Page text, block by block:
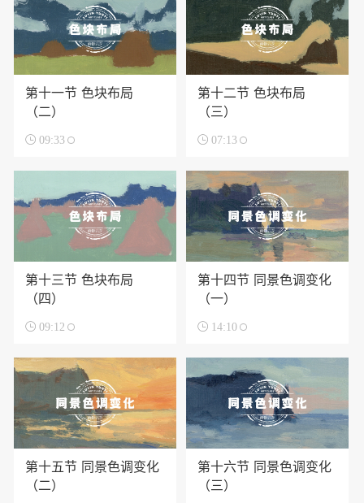
第十一节 色块布局
（二）
 09:33
第十二节 色块布局
（三）
 07:13
第十三节 色块布局
（四）
 09:12
第十四节 同景色调变化
（一）
 14:10
第十五节 同景色调变化
（二）
第十六节 同景色调变化
（三）